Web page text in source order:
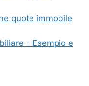
quote immobile
- Esempio e